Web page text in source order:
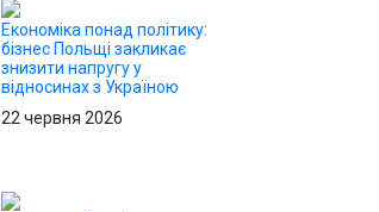
Економіка понад політику:
бізнес Польщі закликає
знизити напругу у
відносинах з Україною
22 червня 2026